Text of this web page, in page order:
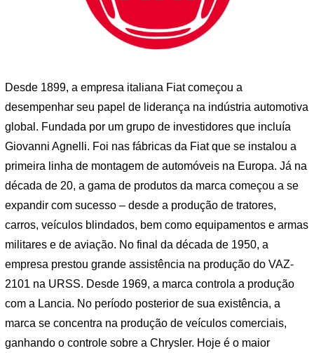
Desde 1899, a empresa italiana Fiat começou a
desempenhar seu papel de liderança na indústria automotiva
global. Fundada por um grupo de investidores que incluía
Giovanni Agnelli. Foi nas fábricas da Fiat que se instalou a
primeira linha de montagem de automóveis na Europa. Já na
década de 20, a gama de produtos da marca começou a se
expandir com sucesso – desde a produção de tratores,
carros, veículos blindados, bem como equipamentos e armas
militares e de aviação. No final da década de 1950, a
empresa prestou grande assistência na produção do VAZ-
2101 na URSS. Desde 1969, a marca controla a produção
com a Lancia. No período posterior de sua existência, a
marca se concentra na produção de veículos comerciais,
ganhando o controle sobre a Chrysler. Hoje é o maior